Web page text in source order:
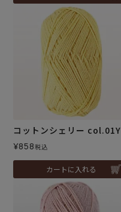
コットンシェリー col.01Y
¥858税込
カートに入れる